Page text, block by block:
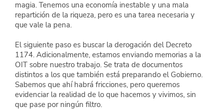
magia. Tenemos una economía inestable y una mala
repartición de la riqueza, pero es una tarea necesaria y
que vale la pena.
El siguiente paso es buscar la derogación del Decreto
1174. Adicionalmente, estamos enviando memorias a la
OIT sobre nuestro trabajo. Se trata de documentos
distintos a los que también está preparando el Gobierno.
Sabemos que ahí habrá fricciones, pero queremos
evidenciar la realidad de lo que hacemos y vivimos, sin
que pase por ningún filtro.